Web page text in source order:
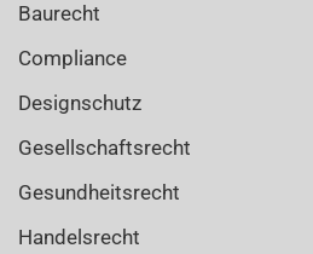
Baurecht
Compliance
Designschutz
Gesellschaftsrecht
Gesundheitsrecht
Handelsrecht